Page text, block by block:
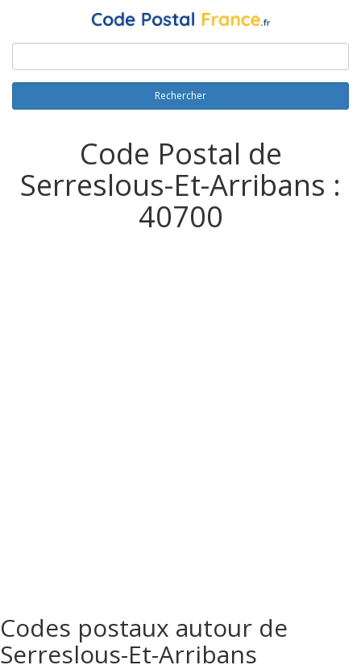
Rechercher
Code Postal de
Serreslous-Et-Arribans :
40700
Codes postaux autour de
Serreslous-Et-Arribans